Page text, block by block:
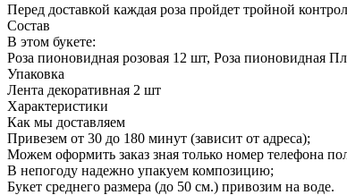
Перед доставкой каждая роза пройдет тройной
Состав
В этом букете:
Роза пионовидная розовая 12 шт, Роза пионовидная
Упаковка
Лента декоративная 2 шт
Характеристики
Как мы доставляем
Привезем от 30 до 180 минут (зависит от адреса);
Можем оформить заказ зная только номер телефона
В непогоду надежно упакуем композицию;
Букет среднего размера (до 50 см.) привозим на воде.